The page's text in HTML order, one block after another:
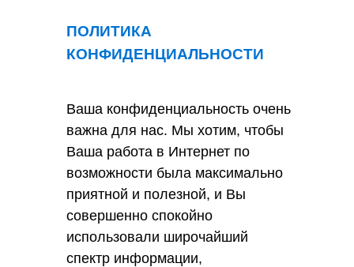
Ваша конфиденциальность очень
важна для нас. Мы хотим, чтобы
Ваша работа в Интернет по
возможности была максимально
приятной и полезной, и Вы
совершенно спокойно
использовали широчайший
спектр информации,
ПОЛИТИКА
КОНФИДЕНЦИАЛЬНОСТИ